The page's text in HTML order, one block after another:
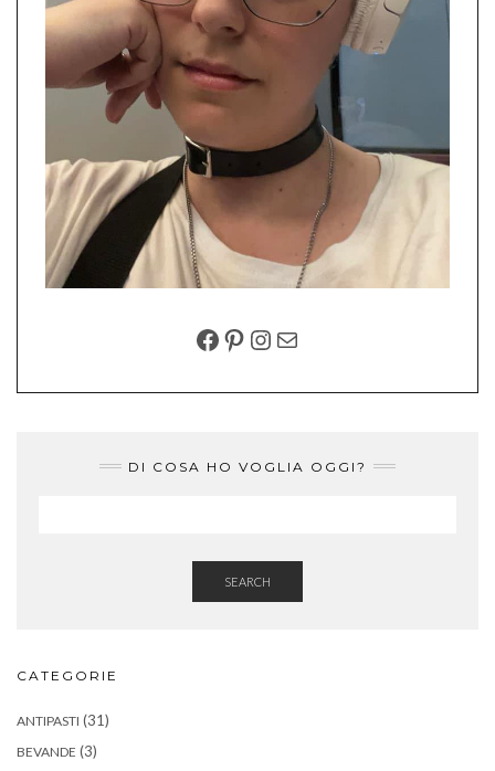
FACEBOOK
PINTEREST
INSTAGRAM
EMAIL
DI COSA HO VOGLIA OGGI?
SEARCH
CATEGORIE
ANTIPASTI (31)
BEVANDE (3)